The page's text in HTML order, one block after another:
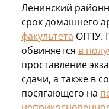
Ленинский
срок домашнего
факультета ОГПУ.
обвиняется в
проставление
сдачи, а также в
посягающего на